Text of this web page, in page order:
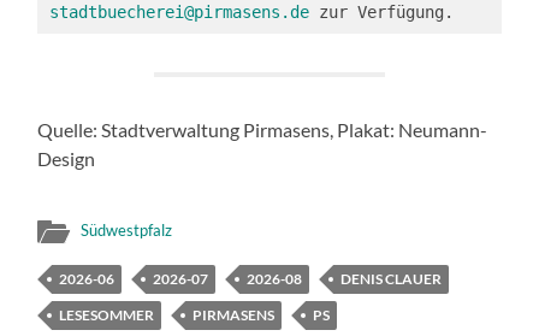
stadtbuecherei@pirmasens.de zur Verfügung.
Quelle: Stadtverwaltung Pirmasens, Plakat: Neumann-
Design
Südwestpfalz
2026-06 2026-07 2026-08
DENIS CLAUER
LESESOMMER
PIRMASENS
PS